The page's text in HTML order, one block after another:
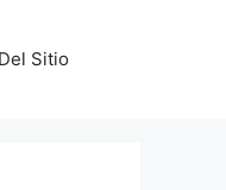
Sitio